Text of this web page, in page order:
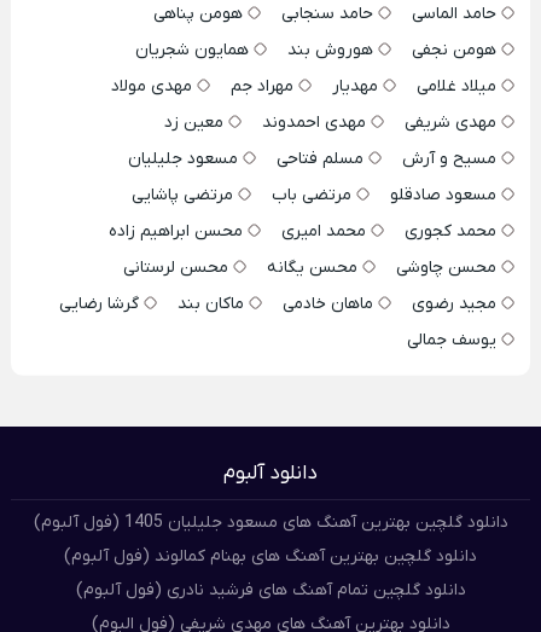
حامد الماسی
حامد سنجابی
هومن پناهی
هومن نجفی
هوروش بند
همایون شجریان
میلاد غلامی
مهدیار مهراد جم
مهدی مولاد
مهدی شریفی
مهدی احمدوند
معین زد
مسیح و آرش
مسلم فتاحی
مسعود جلیلیان
مسعود صادقلو
مرتضی باب
مرتضی پاشایی
محمد کجوری
محمد امیری
محسن ابراهیم زاده
محسن چاوشی
محسن یگانه
محسن لرستانی
مجید رضوی
ماهان خادمی ماکان بند
گرشا رضایی
یوسف جمالی
دانلود آلبوم
دانلود گلچین بهترین آهنگ های مسعود جلیلیان 1405 (فول آلبوم)
دانلود گلچین بهترین آهنگ های بهنام کمالوند (فول آلبوم)
دانلود گلچین تمام آهنگ های فرشید نادری (فول آلبوم)
دانلود بهترین آهنگ های مهدی شریفی (فول البوم)